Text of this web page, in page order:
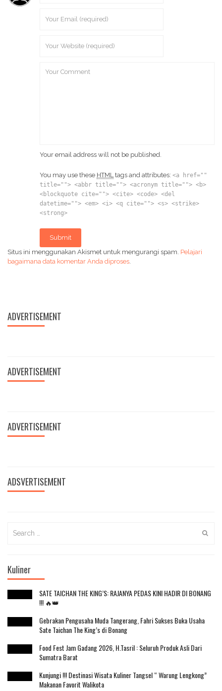
Your email address will not be published.
You may use these HTML tags and attributes: <a href=""
title=""> <abbr title=""> <acronym title=""> <b>
<blockquote cite=""> <cite> <code> <del
datetime=""> <em> <i> <q cite=""> <s> <strike>
<strong>
Submit
Situs ini menggunakan Akismet untuk mengurangi spam. Pelajari
bagaimana data komentar Anda diproses
ADVERTISEMENT
ADVERTISEMENT
ADVERTISEMENT
ADSVERTISEMENT
for:
Kuliner
SATE TAICHAN THE KING’S: RAJANYA PEDAS KINI HADIR DI BONANG
!!! 🔥👑
Gebrakan Pengusaha Muda Tangerang, Fahri Sukses Buka Usaha
Sate Taichan The King’s di Bonang
Food Fest Jam Gadang 2026, H.Tasril : Seluruh Produk Asli Dari
Sumatra Barat
Kunjungi !!! Destinasi Wisata Kuliner Tangsel “ Warung Lengkong”
Makanan Favorit Walikota